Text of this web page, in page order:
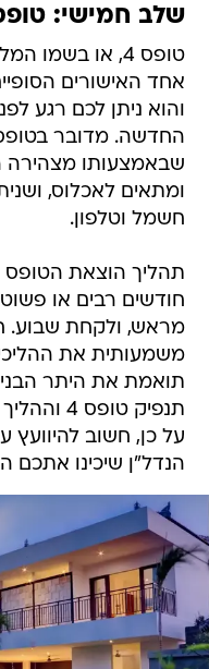
שלב חמישי:
טופס 4, או
אחד האישורים
והוא ניתן לכם רגע
החדשה. מדובר
שבאמצעותו מצהירה
ומתאים לאכלוס,
חשמל וטלפון.
תהליך הוצאת הטופס
חודשים רבים או
מראש, ולקחת שבוע.
משמעותית את
תואמת את היתר
תנפיק
על כן, חשוב להיוועץ
הנדל"ן שיכינו אתכם